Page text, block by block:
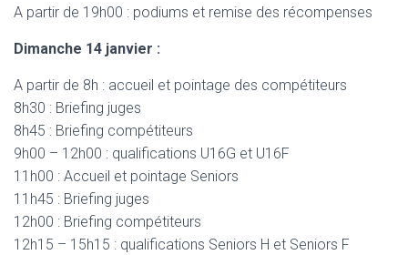
A partir de 19h00 : podiums et remise des récompenses
Dimanche 14 janvier :
A partir de 8h : accueil et pointage des compétiteurs
8h30 : Briefing juges
8h45 : Briefing compétiteurs
9h00 – 12h00 : qualifications U16G et U16F
11h00 : Accueil et pointage Seniors
11h45 : Briefing juges
12h00 : Briefing compétiteurs
12h15 – 15h15 : qualifications Seniors H et Seniors F